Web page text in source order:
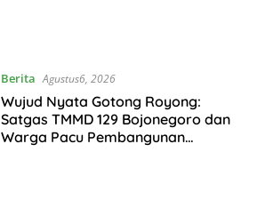
Berita Agustus6, 2026
Wujud Nyata Gotong Royong:
Satgas TMMD 129 Bojonegoro dan
Warga Pacu Pembangunan